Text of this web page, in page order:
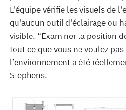
L'équipe vérifie les visuels de
qu'aucun outil d'éclairage ou
visible. “Examiner la position
tout ce que vous ne voulez pas
l’environnement a été
Stephens.